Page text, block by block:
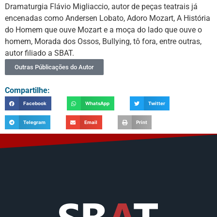
Dramaturgia Flávio Migliaccio, autor de peças teatrais já
encenadas como Andersen Lobato, Adoro Mozart, A História
do Homem que ouve Mozart e a moça do lado que ouve o
homem, Morada dos Ossos, Bullying, tô fora, entre outras,
autor filiado a SBAT.
Outras Públicações do Autor
Compartilhe:
Facebook WhatsApp Twitter
Telegram Email Print